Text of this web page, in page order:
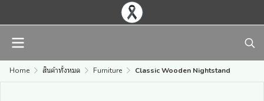
Home สินค้าทั้งหมด Furniture Classic Wooden Nightstand